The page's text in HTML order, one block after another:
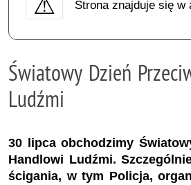
Strona znajduje się w
Światowy Dzień
Ludźmi
30 lipca obchodzimy
Handlowi Ludźmi.
ścigania, w tym Policja,